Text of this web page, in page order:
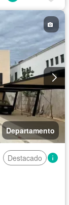
Departamento
Destacado